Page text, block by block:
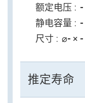
额定电压 -
静电容量
-
尺寸
⌀- × -
推定寿命